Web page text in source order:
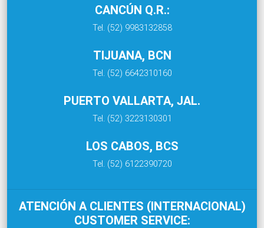
CANCÚN Q.R.:
Tel. (52) 9983132858
TIJUANA, BCN
Tel. (52) 6642310160
PUERTO VALLARTA, JAL.
Tel. (52) 3223130301
LOS CABOS, BCS
Tel. (52) 6122390720
ATENCIÓN A CLIENTES (INTERNACIONAL)
CUSTOMER SERVICE: